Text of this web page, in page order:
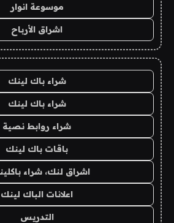
موسوعة انوار
اشراق الأرباح
شراء باك لينك
شراء باك لينك
شراء روابط نصية
باقات باك لينك
اشراق لنك، شراء
اعلانات الباك لينك
التدريس